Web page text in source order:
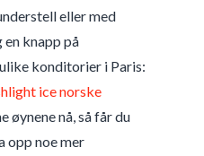
eller med
knapp på
konditorier i Paris:
ice norske
øynene nå, så får du
opp noe mer